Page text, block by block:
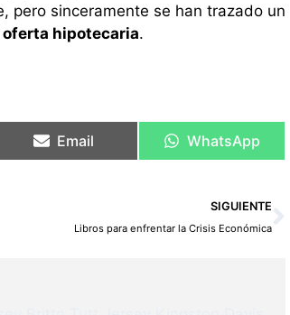
pero sinceramente se han trazado un
hipotecaria.
Email WhatsApp
SIGUIENTE
Libros para enfrentar la Crisis Económica